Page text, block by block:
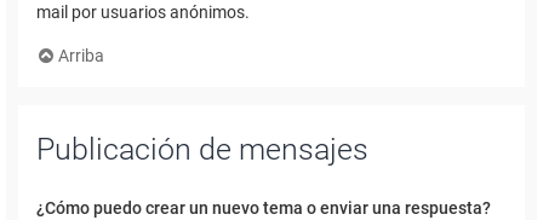
mail por usuarios anónimos.
Arriba
Publicación de mensajes
¿Cómo puedo crear un nuevo tema o enviar una respuesta?